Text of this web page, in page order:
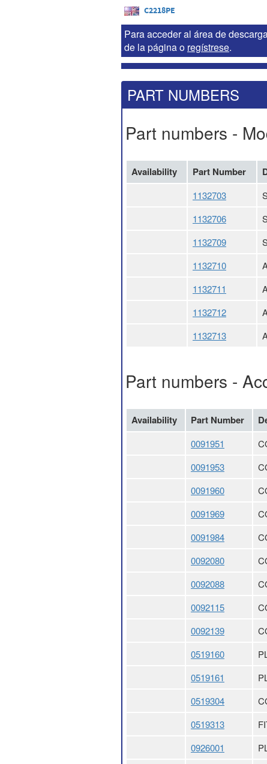
C2218PE
Para acceder al área de
de la página o regístrese.
PART NUMBERS
Part numbers -
Availability Part Number
1132703
1132706
1132709
1132710
1132711
1132712
1132713
Part numbers -
Availability Part Number
0091951
0091953
0091960
0091969
0091984
0092080
0092088
0092115
0092139
0519160
0519161
0519304
0519313
0926001